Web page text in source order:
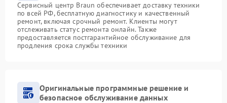
Сервисный центр Braun обеспечивает доставку техники
по всей РФ, бесплатную диагностику и качественный
ремонт, включая срочный ремонт. Клиенты могут
отслеживать статус ремонта онлайн. Также
предоставляется постгарантийное обслуживание для
продления срока службы техники
Оригинальные программные решение и
безопасное обслуживание данных